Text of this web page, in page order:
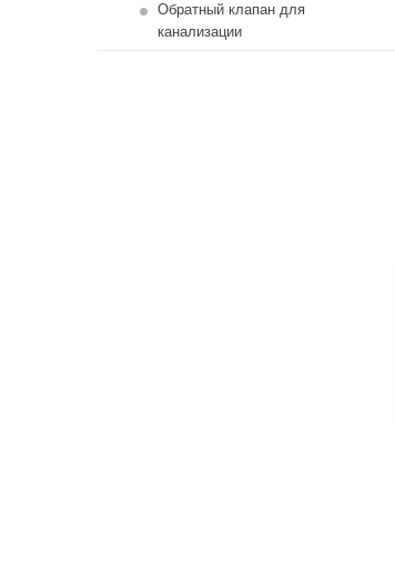
Обратный клапан для
канализации